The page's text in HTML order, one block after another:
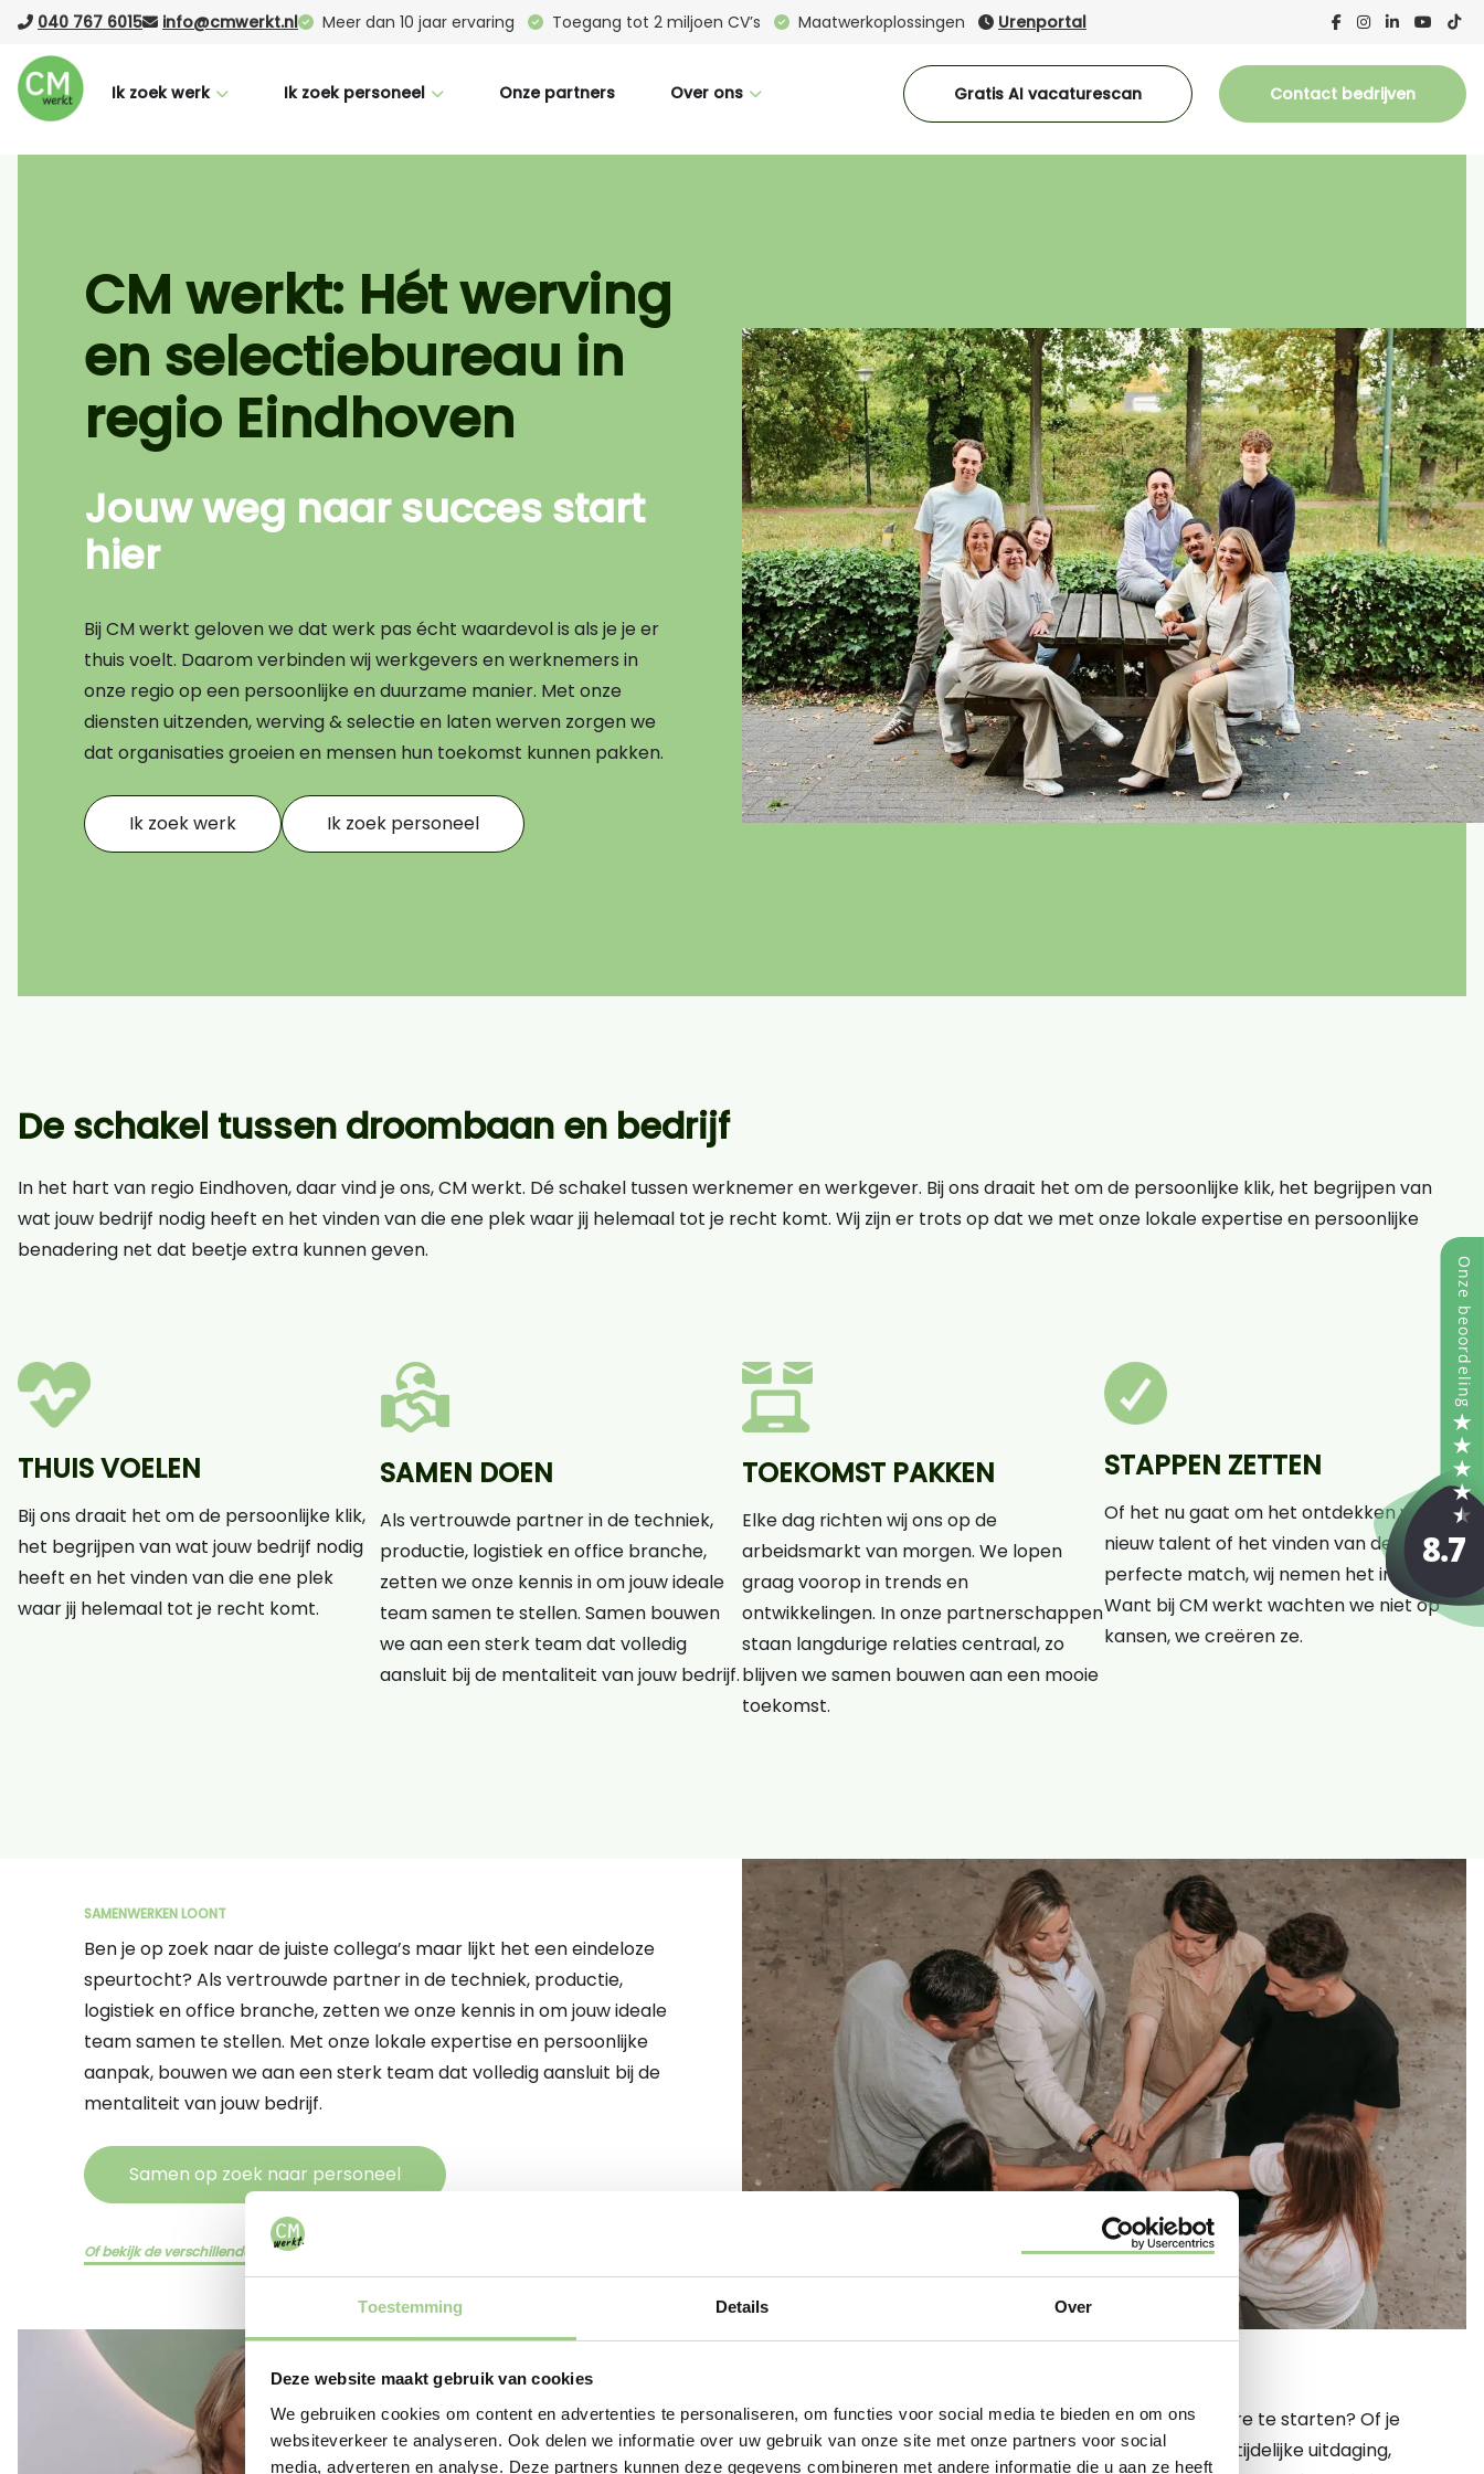
Toestemming Details Over
Deze website maakt gebruik van cookies
We gebruiken cookies om content en advertenties te personaliseren, om functies voor social media te bieden en om ons
websiteverkeer te analyseren. Ook delen we informatie over uw gebruik van onze site met onze partners voor social
media, adverteren en analyse. Deze partners kunnen deze gegevens combineren met andere informatie die u aan ze heeft
040 767 6015 info@cmwerkt.nl Meer dan 10 jaar ervaring Toegang tot 2 miljoen CV’s Maatwerkoplossingen Urenportal
Ik zoek werk
Voor werknemers
Nederlandse taalcursus
Logistiek
Office
Bouw
Transport
AI CV scan
Ik zoek personeel
Voor werkgevers
Vacature Boost
Uitzenden
Onze partners Over ons
Wie zijn wij
Downloads
Gratis AI vacaturescan Contact bedrijven
CM werkt: Hét werving
en selectiebureau in
regio Eindhoven
Jouw weg naar succes start
hier
Bij CM werkt geloven we dat werk pas écht waardevol is als je je er
thuis voelt. Daarom verbinden wij werkgevers en werknemers in
onze regio op een persoonlijke en duurzame manier. Met onze
diensten uitzenden, werving & selectie en laten werven zorgen we
dat organisaties groeien en mensen hun toekomst kunnen pakken.
Ik zoek werk Ik zoek personeel
De schakel tussen droombaan en bedrijf
In het hart van regio Eindhoven, daar vind je ons, CM werkt. Dé schakel tussen werknemer en werkgever. Bij ons draait het om de persoonlijke klik, het begrijpen van
wat jouw bedrijf nodig heeft en het vinden van die ene plek waar jij helemaal tot je recht komt. Wij zijn er trots op dat we met onze lokale expertise en persoonlijke
benadering net dat beetje extra kunnen geven.
THUIS VOELEN
Bij ons draait het om de persoonlijke klik,
het begrijpen van wat jouw bedrijf nodig
heeft en het vinden van die ene plek
waar jij helemaal tot je recht komt.
SAMEN DOEN
Als vertrouwde partner in de techniek,
productie, logistiek en office branche,
zetten we onze kennis in om jouw ideale
team samen te stellen. Samen bouwen
we aan een sterk team dat volledig
aansluit bij de mentaliteit van jouw bedrijf.
TOEKOMST PAKKEN
Elke dag richten wij ons op de
arbeidsmarkt van morgen. We lopen
graag voorop in trends en
ontwikkelingen. In onze partnerschappen
staan langdurige relaties centraal, zo
blijven we samen bouwen aan een mooie
toekomst.
STAPPEN ZETTEN
Of het nu gaat om het ontdekken van
nieuw talent of het vinden van de
perfecte match, wij nemen het initiatief.
Want bij CM werkt wachten we niet op
kansen, we creëren ze.
SAMENWERKEN LOONT
Ben je op zoek naar de juiste collega’s maar lijkt het een eindeloze
speurtocht? Als vertrouwde partner in de techniek, productie,
logistiek en office branche, zetten we onze kennis in om jouw ideale
team samen te stellen. Met onze lokale expertise en persoonlijke
aanpak, bouwen we aan een sterk team dat volledig aansluit bij de
mentaliteit van jouw bedrijf.
Samen op zoek naar personeel
Of bekijk de verschillende diensten hier
Sta je op het punt om een nieuwe fase in je carrière te starten? Of je
nu op zoek bent naar een vaste baan of juist een tijdelijke uitdaging,